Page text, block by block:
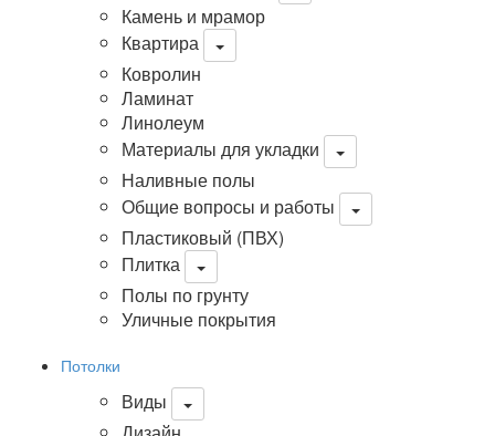
Камень и мрамор
Квартира
Ковролин
Ламинат
Линолеум
Материалы для укладки
Наливные полы
Общие вопросы и работы
Пластиковый (ПВХ)
Плитка
Полы по грунту
Уличные покрытия
Потолки
Виды